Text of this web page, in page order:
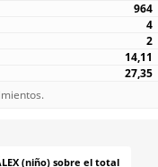
964
4
2
14,11
27,35